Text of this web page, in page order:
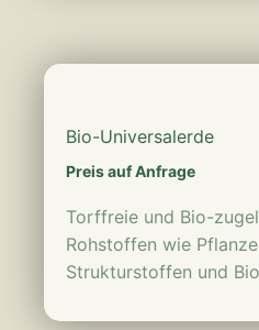
Bio-Universalerde
Preis auf Anfrage
Torffreie und Bio-
Rohstoffen wie
Strukturstoffen und